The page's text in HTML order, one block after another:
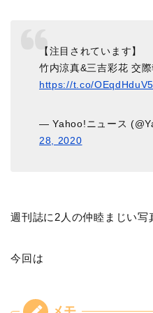
【注目されています】
竹内涼真&三吉彩花 交際
https://t.co/
— Yahoo!ニュース
28, 2020
週刊誌に2人の仲睦まじい写
今回は